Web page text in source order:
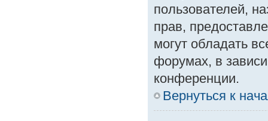
пользователей,
прав,
могут обладать
форумах, в
конференции.
Вернуться к